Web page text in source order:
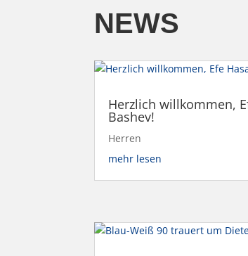
NEWS
Herzlich willkommen,
Bashev!
Herren
mehr lesen